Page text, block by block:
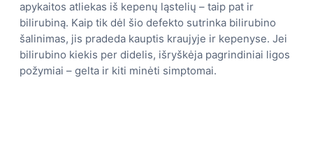
apykaitos atliekas iš kepenų ląstelių – taip pat ir
bilirubiną. Kaip tik dėl šio defekto sutrinka bilirubino
šalinimas, jis pradeda kauptis kraujyje ir kepenyse. Jei
bilirubino kiekis per didelis, išryškėja pagrindiniai ligos
požymiai – gelta ir kiti minėti simptomai.